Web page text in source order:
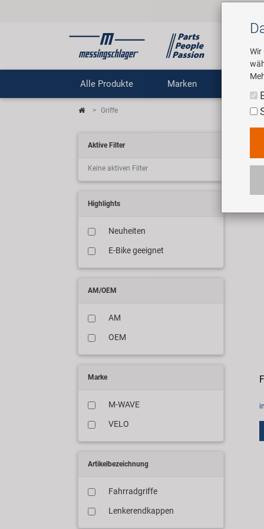
Alle Produkte Marken
Griffe
Aktive Filter
Keine aktiven Filter
Highlights
Neuheiten
E-Bike geeignet
AM/OEM
AM
OEM
Marke
M-WAVE
VELO
Artikelbezeichnung
Fahrradgriffe
Lenkerendkappen
Wir